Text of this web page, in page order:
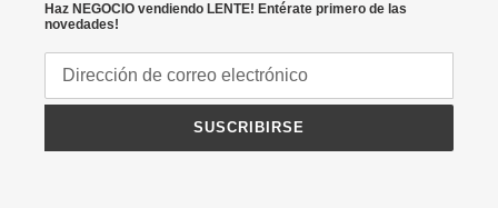
Haz NEGOCIO vendiendo LENTE! Entérate primero de las
novedades!
SUSCRIBIRSE